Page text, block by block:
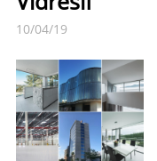
10/04/19